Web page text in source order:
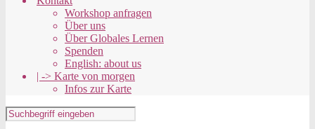
Workshop anfragen
Über uns
Über Globales Lernen
Spenden
English: about us
| -> Karte von morgen
Infos zur Karte